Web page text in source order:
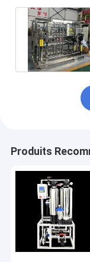
Produits